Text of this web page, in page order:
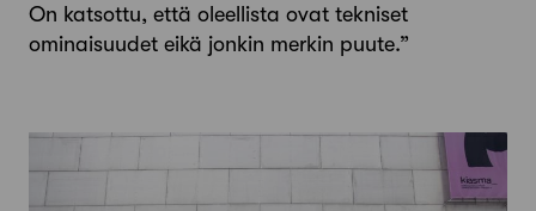
On katsottu, että oleellista ovat tekniset
ominaisuudet eikä jonkin merkin puute.”